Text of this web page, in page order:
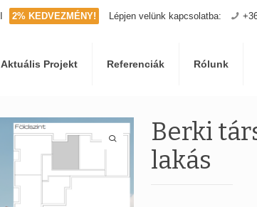
2% KEDVEZMÉNY! Lépjen velünk kapcsolatba:
Aktuális Projekt Referenciák Rólunk
Berki
lakás